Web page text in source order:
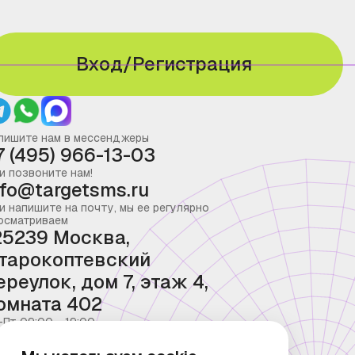
Вход/Регистрация
нам в мессенджеры
(495) 966-13-03
позвоните нам!
напишите на почту, мы ее регулярно
Москва,
дом 7, этаж 4,
402
09:00 - 19:00